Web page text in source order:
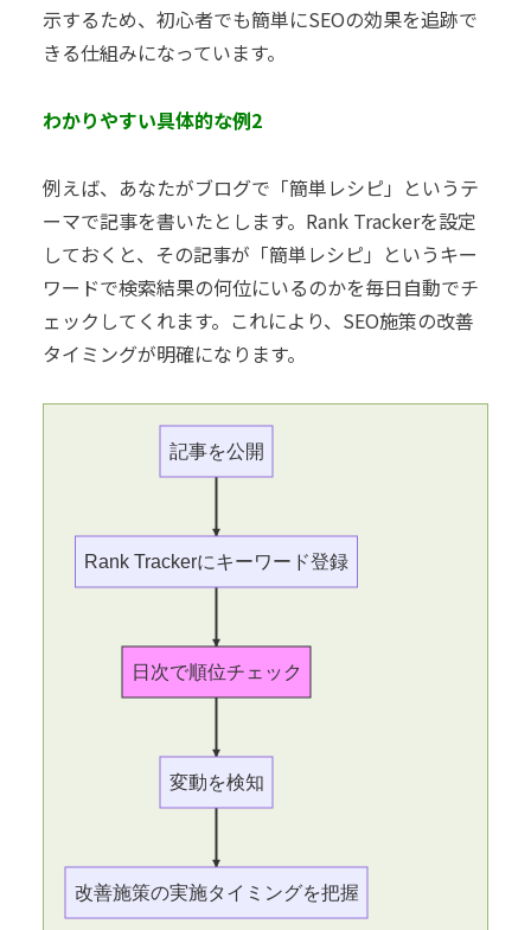
示するため、初心者でも簡単にSEOの効果を追跡で
きる仕組みになっています。
わかりやすい具体的な例2
例えば、あなたがブログで「簡単レシピ」というテ
ーマで記事を書いたとします。Rank Trackerを設定
しておくと、その記事が「簡単レシピ」というキー
ワードで検索結果の何位にいるのかを毎日自動でチ
ェックしてくれます。これにより、SEO施策の改善
タイミングが明確になります。
記事を公開
Rank Trackerにキーワード登録
日次で順位チェック
変動を検知
改善施策の実施タイミングを把握